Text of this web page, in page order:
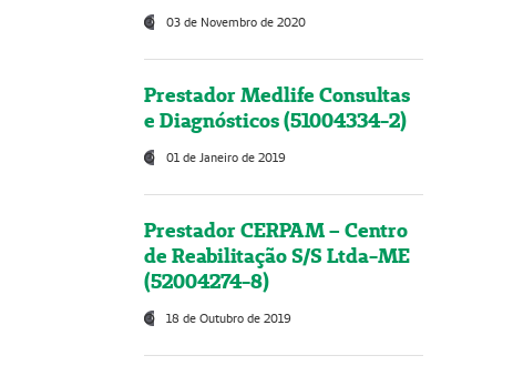
03 de Novembro de 2020
Prestador Medlife Consultas
e Diagnósticos (51004334-2)
01 de Janeiro de 2019
Prestador CERPAM – Centro
de Reabilitação S/S Ltda-ME
(52004274-8)
18 de Outubro de 2019